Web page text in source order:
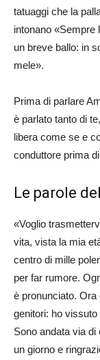
tatuaggi che la
intonano «Sempre
un breve ballo: in
mele».
Prima di parlare
è parlato tanto di
libera come se e
conduttore prima
Le parole
«Voglio
vita, vista la mia
centro di mille
per far rumore.
è pronunciato.
genitori: ho vissuto
Sono andata via
un giorno e